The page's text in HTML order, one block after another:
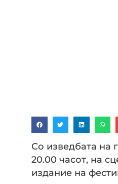
Со изведбата на
20.00 часот, на
издание на